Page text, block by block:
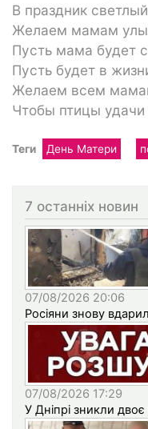
В праздник
Желаем мамам
Пусть мама будет
Пусть будет в
Желаем всем
Чтобы птицы удачи
Теги День Матери
7 останніх новин
07/08/2026 20:06
Росіяни знову
07/08/2026 17:29
У Дніпрі зникли двоє